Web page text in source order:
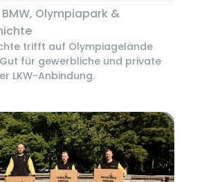
BMW, Olympiapark &
trifft auf Olympiagelände
für gewerbliche und private
LKW-Anbindung.